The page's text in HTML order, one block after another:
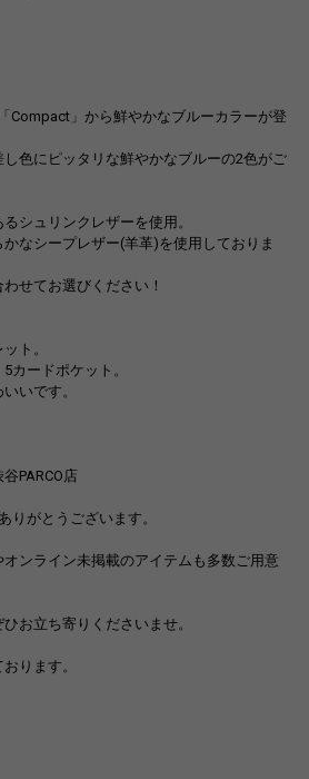
Compact」から鮮やかなブルーカラーが登
色にピッタリな鮮やかなブルーの2色がご
シュリンクレザーを使用。
なシープレザー(羊革)を使用しておりま
せてお選びください！
ト。
カードポケット。
いです。
PARCO店
りがとうございます。
ンライン未掲載のアイテムも多数ご用意
お立ち寄りくださいませ。
ります。